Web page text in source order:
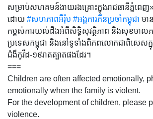
សម្រាប់សហគមន៍ងាយរងគ្រោះក្នុងរាជធានីភ្នំពេ
ដោយ #សហភាពអឺរ៉ុប #អង្គការភីនប្រចាំកម្ពុជា ម
កម្ពស់ការយល់ដឹងអំពីសិទ្ធិសុវត្ថិភាព និងសុខមាលភ
ប្រទេសកម្ពុជា និងនៅទូទាំងពិភពលោកជាពិសេស
ជំងឺកូវីដ-១៩រាតត្បាតផងដែរ។
===
Children are often affected emotionally,
emotionally when the family is violent.
For the development of children, please
violence.